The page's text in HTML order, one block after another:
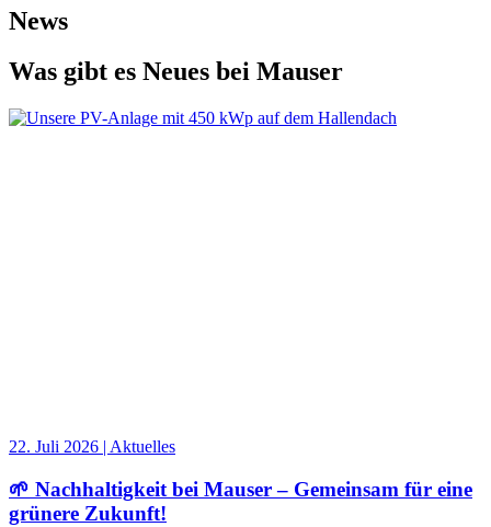
News
Was gibt es Neues bei Mauser
22. Juli 2026 | Aktuelles
🌱 Nachhaltigkeit bei Mauser – Gemeinsam für eine
grünere Zukunft!